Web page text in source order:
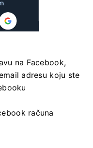
na Facebook,
adresu koju ste
računa